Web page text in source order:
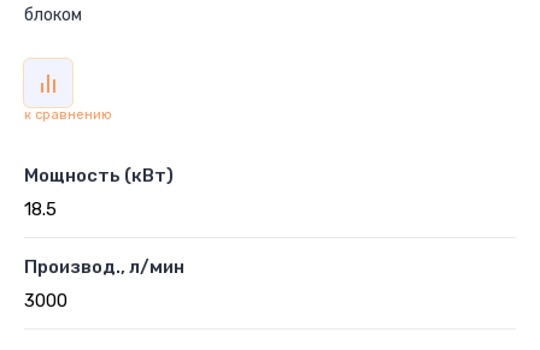
блоком
к сравнению
Мощность (кВт)
18.5
Производ., л/мин
3000